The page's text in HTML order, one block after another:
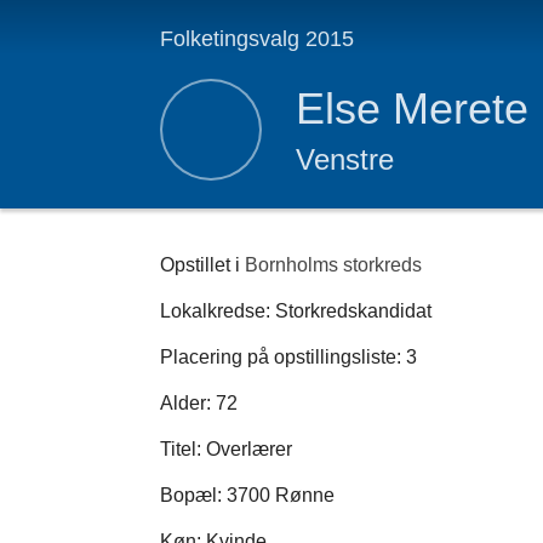
Folketingsvalg 2015
Else Merete
Venstre
Opstillet i Bornholms storkreds
Lokalkredse: Storkredskandidat
Placering på opstillingsliste: 3
Alder: 72
Titel: Overlærer
Bopæl: 3700 Rønne